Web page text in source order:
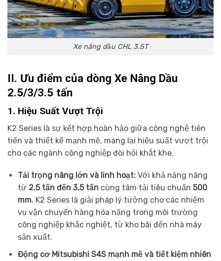
Xe nâng dầu CHL 3.5T
II. Ưu điểm của dòng Xe Nâng Dầu
2.5/3/3.5 tấn
1. Hiệu Suất Vượt Trội
K2 Series là sự kết hợp hoàn hảo giữa công nghệ tiên
tiến và thiết kế mạnh mẽ, mang lại hiệu suất vượt trội
cho các ngành công nghiệp đòi hỏi khắt khe.
Tải trọng nâng lớn và linh hoạt: Với khả năng nâng
từ 2.5 tấn đến 3.5 tấncùng tâm tải tiêu chuẩn 500
mm, K2 Series là giải pháp lý tưởng cho các nhiệm
vụ vận chuyển hàng hóa nặng trong môi trường
công nghiệp khắc nghiệt, từ kho bãi đến nhà máy
sản xuất.
Động cơ Mitsubishi S4S mạnh mẽ và tiết kiệm nhiên